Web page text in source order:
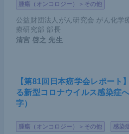
腫瘍（オンコロジー）＞その他
公益財団法人がん研究会 がん化学
療研究部 部長
清宮 啓之 先生
【第81回日本癌学会レポート
る新型コロナウイルス感染症
字）
腫瘍（オンコロジー）＞その他 感染